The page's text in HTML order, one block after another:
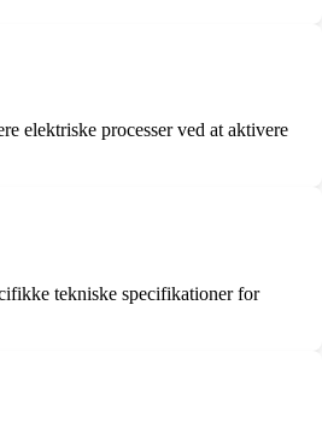
elektriske processer ved at aktivere
tekniske specifikationer for